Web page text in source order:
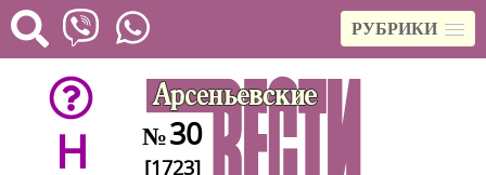
РУБРИКИ
H №30
[1723]